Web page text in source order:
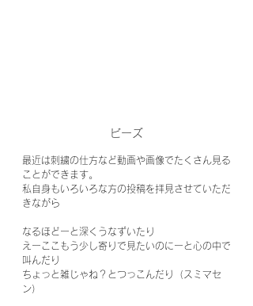
ビーズ
最近は刺繍の仕方など動画や画像でたくさん見る
ことができます。
私自身もいろいろな方の投稿を拝見させていただ
きながら
なるほどーと深くうなずいたり
えーここもう少し寄りで見たいのにーと心の中で
叫んだり
ちょっと雑じゃね？とつっこんだり（スミマセ
ン）